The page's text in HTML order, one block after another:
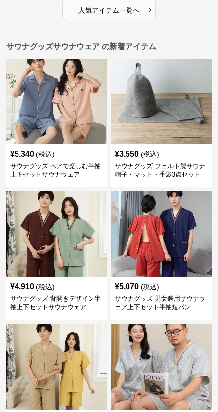
人気アイテム一覧へ ›
サウナグッズサウナウェア の新着アイテム
¥5,340 (税込)
サウナグッズ ペアで楽しむ半袖
上下セットサウナウェア
¥3,550 (税込)
サウナグッズ フェルト製サウナ
帽子・マット・手袋3点セット
¥4,910 (税込)
サウナグッズ 背開きデザイン半
袖上下セットサウナウェア
¥5,070 (税込)
サウナグッズ 男女兼用サウナウ
ェア上下セット半袖短パン